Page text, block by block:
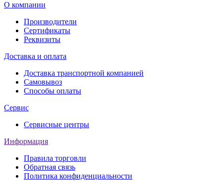
О компании
Производители
Сертификаты
Реквизиты
Доставка и оплата
Доставка транспортной компанией
Самовывоз
Способы оплаты
Сервис
Сервисные центры
Информация
Правила торговли
Обратная связь
Политика конфиденциальности